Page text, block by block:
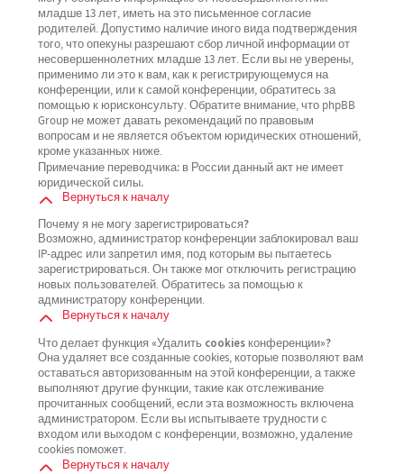
младше 13 лет, иметь на это письменное согласие
родителей. Допустимо наличие иного вида подтверждения
того, что опекуны разрешают сбор личной информации от
несовершеннолетних младше 13 лет. Если вы не уверены,
применимо ли это к вам, как к регистрирующемуся на
конференции, или к самой конференции, обратитесь за
помощью к юрисконсульту. Обратите внимание, что phpBB
Group не может давать рекомендаций по правовым
вопросам и не является объектом юридических отношений,
кроме указанных ниже.
Примечание переводчика: в России данный акт не имеет
юридической силы.
Вернуться к началу
Почему я не могу зарегистрироваться?
Возможно, администратор конференции заблокировал ваш
IP-адрес или запретил имя, под которым вы пытаетесь
зарегистрироваться. Он также мог отключить регистрацию
новых пользователей. Обратитесь за помощью к
администратору конференции.
Вернуться к началу
Что делает функция «Удалить cookies конференции»?
Она удаляет все созданные cookies, которые позволяют вам
оставаться авторизованным на этой конференции, а также
выполняют другие функции, такие как отслеживание
прочитанных сообщений, если эта возможность включена
администратором. Если вы испытываете трудности с
входом или выходом с конференции, возможно, удаление
cookies поможет.
Вернуться к началу